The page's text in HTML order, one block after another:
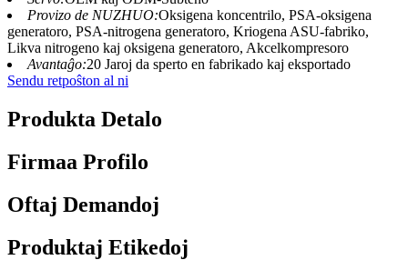
Provizo de NUZHUO:Oksigena koncentrilo, PSA-oksigena
generatoro, PSA-nitrogena generatoro, Kriogena ASU-fabriko,
Likva nitrogeno kaj oksigena generatoro, Akcelkompresoro
Avantaĝo:20 Jaroj da sperto en fabrikado kaj eksportado
Sendu retpoŝton al ni
Produkta Detalo
Firmaa Profilo
Oftaj Demandoj
Produktaj Etikedoj